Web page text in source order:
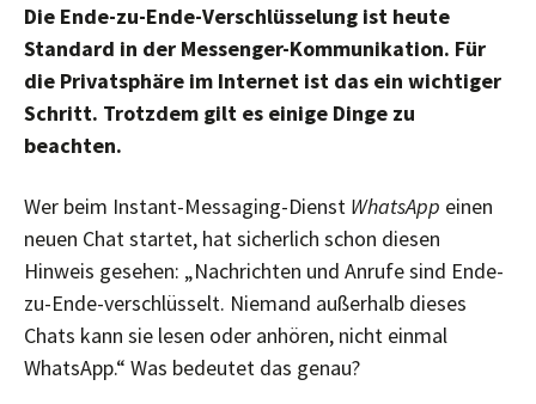
Die Ende-zu-Ende-Verschlüsselung ist heute
Standard in der Messenger-Kommunikation. Für
die Privatsphäre im Internet ist das ein wichtiger
Schritt. Trotzdem gilt es einige Dinge zu
beachten.
Wer beim Instant-Messaging-Dienst WhatsApp einen
neuen Chat startet, hat sicherlich schon diesen
Hinweis gesehen: „Nachrichten und Anrufe sind Ende-
zu-Ende-verschlüsselt. Niemand außerhalb dieses
Chats kann sie lesen oder anhören, nicht einmal
WhatsApp.“ Was bedeutet das genau?